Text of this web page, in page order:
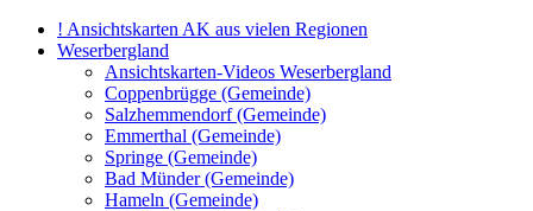
! Ansichtskarten AK aus vielen Regionen
Weserbergland
Ansichtskarten-Videos Weserbergland
Coppenbrügge (Gemeinde)
Salzhemmendorf (Gemeinde)
Emmerthal (Gemeinde)
Springe (Gemeinde)
Bad Münder (Gemeinde)
Hameln (Gemeinde)